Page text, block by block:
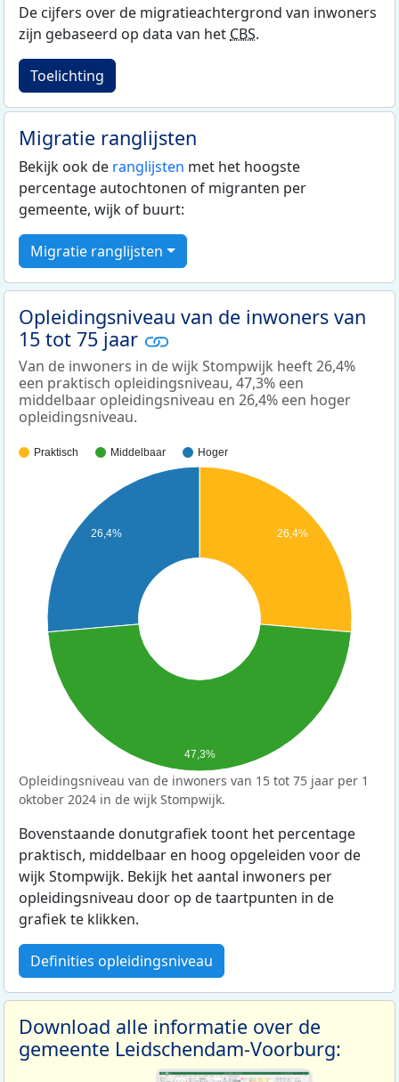
De cijfers over de migratieachtergrond van inwoners
zijn gebaseerd op data van het CBS.
Toelichting
Migratie ranglijsten
Bekijk ook de ranglijsten met het hoogste
percentage autochtonen of migranten per
gemeente, wijk of buurt:
Migratie ranglijsten
Opleidingsniveau van de inwoners van
15 tot 75 jaar
Van de inwoners in de wijk Stompwijk heeft 26,4%
een praktisch opleidingsniveau, 47,3% een
middelbaar opleidingsniveau en 26,4% een hoger
opleidingsniveau.
Praktisch Middelbaar Hoger
26,4%
26,4%
47,3%
Opleidingsniveau van de inwoners van 15 tot 75 jaar per 1
oktober 2024 in de wijk Stompwijk.
Bovenstaande donutgrafiek toont het percentage
praktisch, middelbaar en hoog opgeleiden voor de
wijk Stompwijk. Bekijk het aantal inwoners per
opleidingsniveau door op de taartpunten in de
grafiek te klikken.
Definities opleidingsniveau
Download alle informatie over de
gemeente Leidschendam-Voorburg: